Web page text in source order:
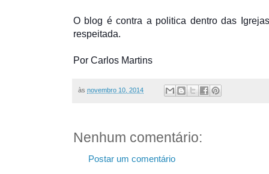
O blog é contra a politica dentro das
respeitada.
Por Carlos Martins
às novembro 10, 2014
Nenhum comentário:
Postar um comentário